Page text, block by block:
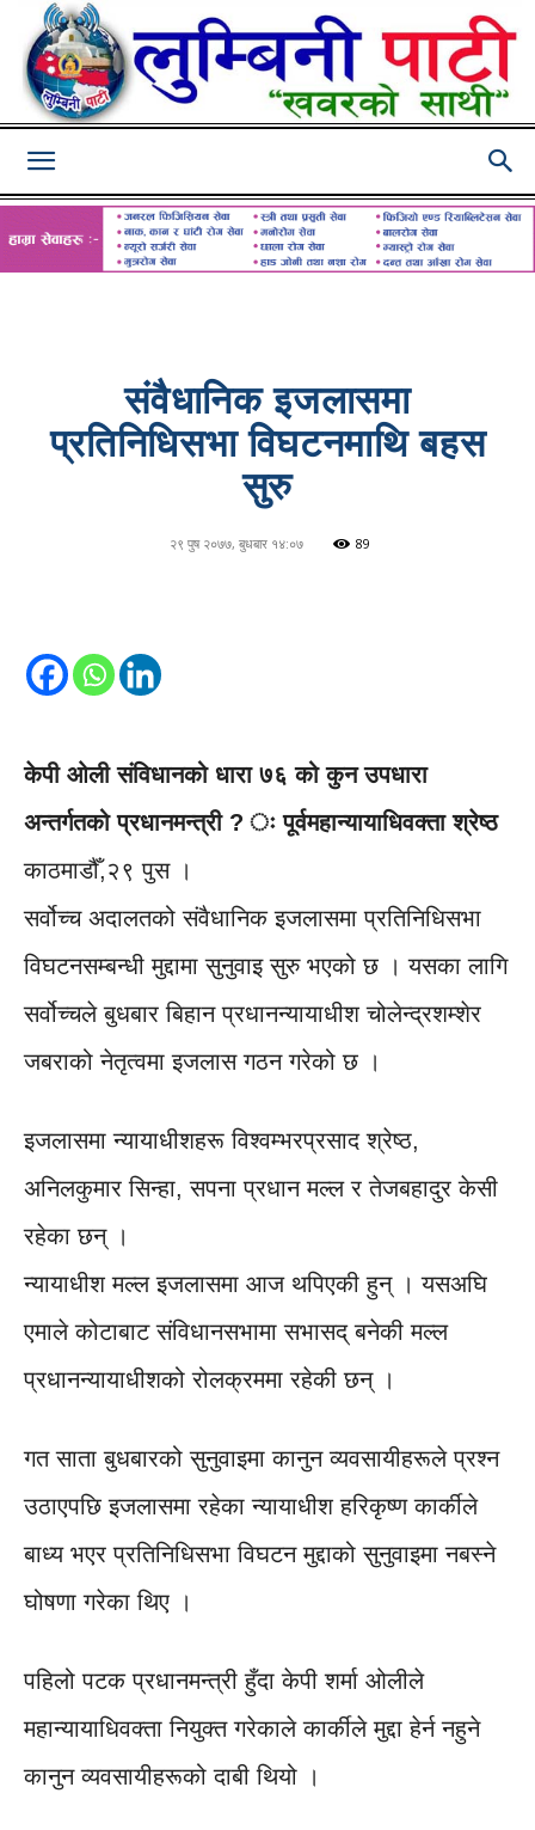
संवैधानिक इजलासमा
प्रतिनिधिसभा विघटनमाथि बहस
सुरु
२९ पुष २०७७, बुधबार १४:०७ 89
केपी ओली संविधानको धारा ७६ को कुन उपधारा
अन्तर्गतको प्रधानमन्त्री ? ः पूर्वमहान्यायाधिवक्ता श्रेष्ठ
काठमाडौँ,२९ पुस ।
सर्वोच्च अदालतको संवैधानिक इजलासमा प्रतिनिधिसभा
विघटनसम्बन्धी मुद्दामा सुनुवाइ सुरु भएको छ । यसका लागि
सर्वोच्चले बुधबार बिहान प्रधानन्यायाधीश चोलेन्द्रशम्शेर
जबराको नेतृत्वमा इजलास गठन गरेको छ ।
इजलासमा न्यायाधीशहरू विश्वम्भरप्रसाद श्रेष्ठ,
अनिलकुमार सिन्हा, सपना प्रधान मल्ल र तेजबहादुर केसी
रहेका छन् ।
न्यायाधीश मल्ल इजलासमा आज थपिएकी हुन् । यसअघि
एमाले कोटाबाट संविधानसभामा सभासद् बनेकी मल्ल
प्रधानन्यायाधीशको रोलक्रममा रहेकी छन् ।
गत साता बुधबारको सुनुवाइमा कानुन व्यवसायीहरूले प्रश्न
उठाएपछि इजलासमा रहेका न्यायाधीश हरिकृष्ण कार्कीले
बाध्य भएर प्रतिनिधिसभा विघटन मुद्दाको सुनुवाइमा नबस्ने
घोषणा गरेका थिए ।
पहिलो पटक प्रधानमन्त्री हुँदा केपी शर्मा ओलीले
महान्यायाधिवक्ता नियुक्त गरेकाले कार्कीले मुद्दा हेर्न नहुने
कानुन व्यवसायीहरूको दाबी थियो ।